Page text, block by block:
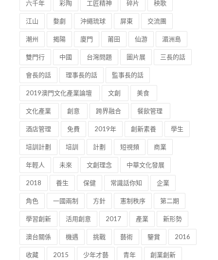
六千年 彩陶 工匠精神 碎片 秧歌
江山 婺劇 沖繩琉球 屏東 交流團
潮州 揭陽 廈門 莆田 仙游 湄洲島
雙門行 中國 台灣問題 圖片展 三長的話
會長的話 理事長的話 監事長的話
2019澳門文化產業論壇 文創 美食
文化產業 創意 跨界融合 餐飲管理
酒店管理 免費 2019年 創新素養 學生
培訓計劃 培訓 計劃 短視頻 商業
年輕人 未來 文創理念 中華文化發展
2018 養生 保健 常識話你知 企業
角色 一國兩制 方針 憲制秩序 第二期
學習創新 活用創意 2017 產業 新形勢
澳台關係 機遇 挑戰 藝術 鑒賞 2016
收藏 2015 少年才藝 青年 創業創新